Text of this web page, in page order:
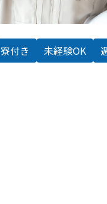
寮付き 未経験OK